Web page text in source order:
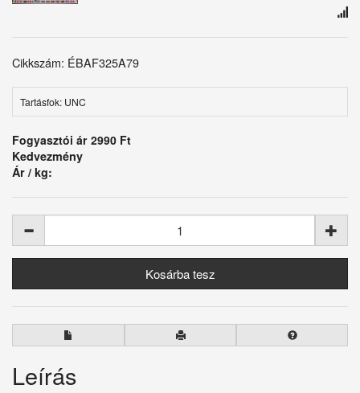
Cikkszám: ÉBAF325A79
Tartásfok: UNC
Fogyasztói ár 2990 Ft
Kedvezmény
Ár / kg:
Leírás